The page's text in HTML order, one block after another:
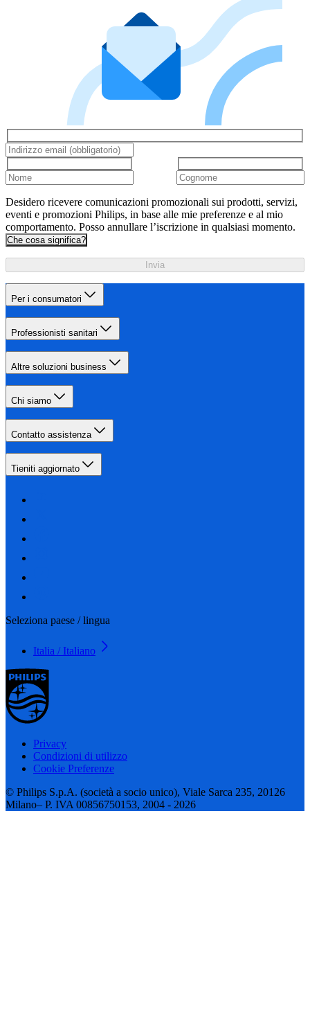
Desidero ricevere comunicazioni promozionali sui prodotti, servizi,
eventi e promozioni Philips, in base alle mie preferenze e al mio
comportamento. Posso annullare l’iscrizione in qualsiasi momento.
Che cosa significa?
Invia
Per i consumatori
Professionisti sanitari
Altre soluzioni business
Chi siamo
Contatto assistenza
Tieniti aggiornato
Seleziona paese / lingua
Italia / Italiano
Privacy
Condizioni di utilizzo
Cookie Preferenze
© Philips S.p.A. (società a socio unico), Viale Sarca 235, 20126
Milano– P. IVA 00856750153, 2004 - 2026